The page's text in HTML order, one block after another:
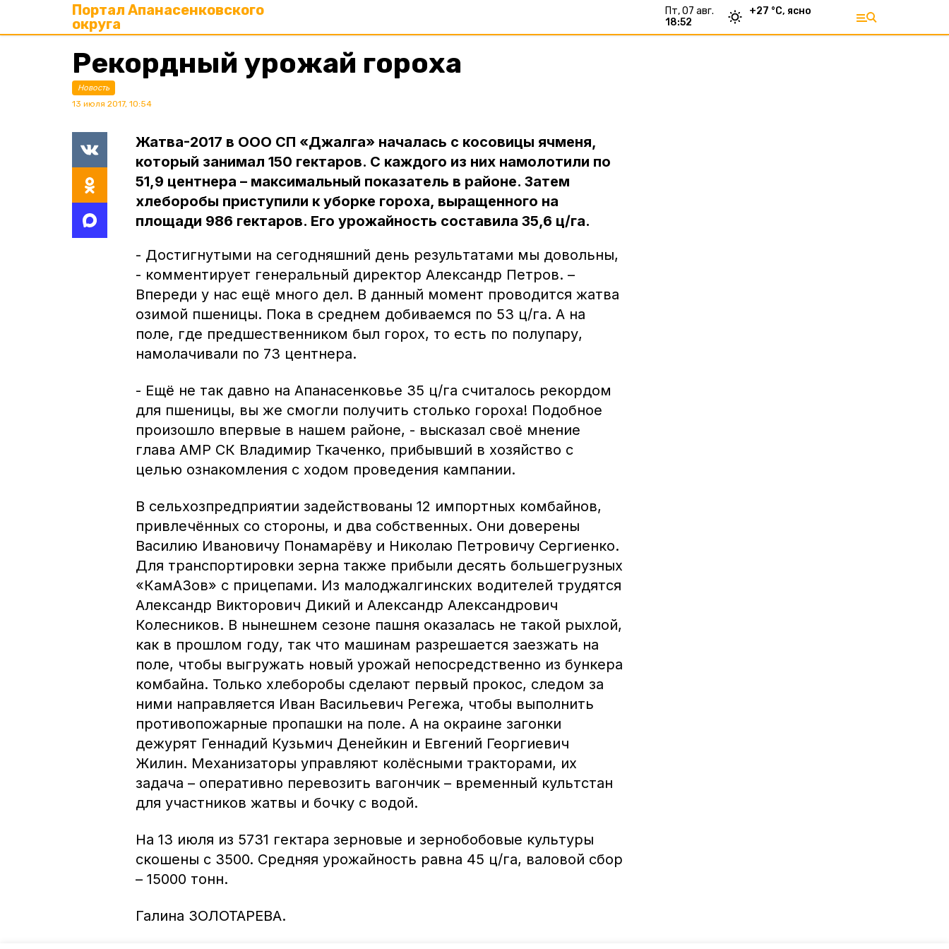
Портал Апанасенковского
округа
пт, 07 авг.
18:52
+27 °С, ясно
Рекордный урожай гороха
Новость
13 июля 2017, 10:54
Жатва-2017 в ООО СП «Джалга» началась с косовицы ячменя,
который занимал 150 гектаров. С каждого из них намолотили по
51,9 центнера – максимальный показатель в районе. Затем
хлеборобы приступили к уборке гороха, выращенного на
площади 986 гектаров. Его урожайность составила 35,6 ц/га.
- Достигнутыми на сегодняшний день результатами мы довольны,
- комментирует генеральный директор Александр Петров. –
Впереди у нас ещё много дел. В данный момент проводится жатва
озимой пшеницы. Пока в среднем добиваемся по 53 ц/га. А на
поле, где предшественником был горох, то есть по полупару,
намолачивали по 73 центнера.
- Ещё не так давно на Апанасенковье 35 ц/га считалось рекордом
для пшеницы, вы же смогли получить столько гороха! Подобное
произошло впервые в нашем районе, - высказал своё мнение
глава АМР СК Владимир Ткаченко, прибывший в хозяйство с
целью ознакомления с ходом проведения кампании.
В сельхозпредприятии задействованы 12 импортных комбайнов,
привлечённых со стороны, и два собственных. Они доверены
Василию Ивановичу Понамарёву и Николаю Петровичу Сергиенко.
Для транспортировки зерна также прибыли десять большегрузных
«КамАЗов» с прицепами. Из малоджалгинских водителей трудятся
Александр Викторович Дикий и Александр Александрович
Колесников. В нынешнем сезоне пашня оказалась не такой рыхлой,
как в прошлом году, так что машинам разрешается заезжать на
поле, чтобы выгружать новый урожай непосредственно из бункера
комбайна. Только хлеборобы сделают первый прокос, следом за
ними направляется Иван Васильевич Регежа, чтобы выполнить
противопожарные пропашки на поле. А на окраине загонки
дежурят Геннадий Кузьмич Денейкин и Евгений Георгиевич
Жилин. Механизаторы управляют колёсными тракторами, их
задача – оперативно перевозить вагончик – временный культстан
для участников жатвы и бочку с водой.
На 13 июля из 5731 гектара зерновые и зернобобовые культуры
скошены с 3500. Средняя урожайность равна 45 ц/га, валовой сбор
– 15000 тонн.
Галина ЗОЛОТАРЕВА.